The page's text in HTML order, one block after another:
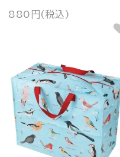
880円(税込)